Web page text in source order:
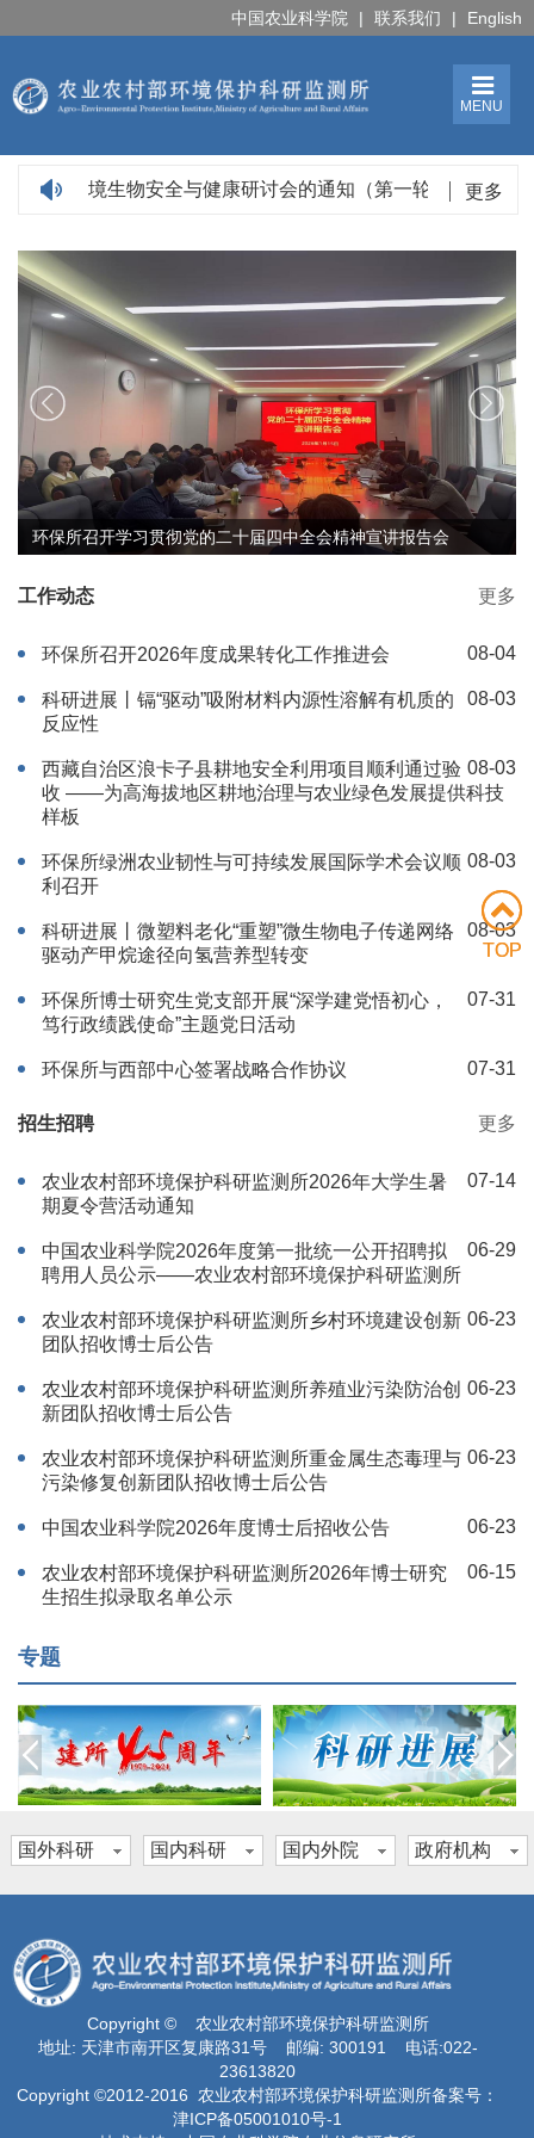
中国农业科学院 | 联系我们 | English
MENU
更多
土壤环境生物安全与健康研讨会的通知（第一轮）
环保所召开学习贯彻党的二十届四中全会精神宣讲报告会
更多
工作动态
08-04
环保所召开2026年度成果转化工作推进会
08-03
科研进展丨镉“驱动”吸附材料内源性溶解有机质的
反应性
08-03
西藏自治区浪卡子县耕地安全利用项目顺利通过验
收 ——为高海拔地区耕地治理与农业绿色发展提供科技
样板
08-03
环保所绿洲农业韧性与可持续发展国际学术会议顺
利召开
08-03
科研进展丨微塑料老化“重塑”微生物电子传递网络
驱动产甲烷途径向氢营养型转变
07-31
环保所博士研究生党支部开展“深学建党悟初心，
笃行政绩践使命”主题党日活动
07-31
环保所与西部中心签署战略合作协议
更多
招生招聘
07-14
农业农村部环境保护科研监测所2026年大学生暑
期夏令营活动通知
06-29
中国农业科学院2026年度第一批统一公开招聘拟
聘用人员公示——农业农村部环境保护科研监测所
06-23
农业农村部环境保护科研监测所乡村环境建设创新
团队招收博士后公告
06-23
农业农村部环境保护科研监测所养殖业污染防治创
新团队招收博士后公告
06-23
农业农村部环境保护科研监测所重金属生态毒理与
污染修复创新团队招收博士后公告
06-23
中国农业科学院2026年度博士后招收公告
06-15
农业农村部环境保护科研监测所2026年博士研究
生招生拟录取名单公示
专题
国外科研
国内科研
国内外院
政府机构
Copyright © 农业农村部环境保护科研监测所
地址: 天津市南开区复康路31号 邮编: 300191 电话:022-
23613820
Copyright ©2012-2016 农业农村部环境保护科研监测所备案号：
津ICP备05001010号-1
TOP
TOP